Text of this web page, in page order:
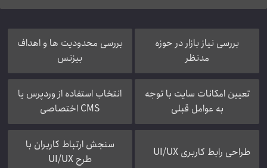
بررسی نیاز بازار در حوزه
مدنظر
بررسی محدودیت ها و اهداف
بیزنس
تعیین امکانات سایت با توجه
به عوامل قبلی
انتخاب استفاده از وردپرس یا
CMS اختصاصی
طراحی رابط کاربری UI/UX
سنجش ارتباط کاربران با
طرح UI/UX